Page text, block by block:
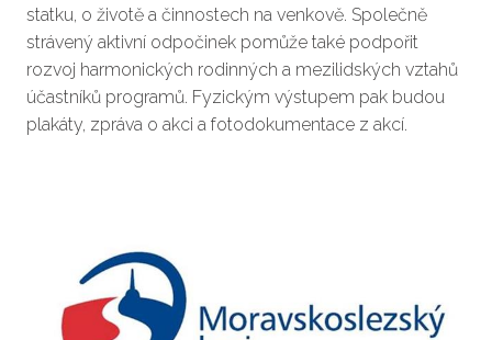
statku, o životě a činnostech na venkově. Společně
strávený aktivní odpočinek pomůže také podpořit
rozvoj harmonických rodinných a mezilidských vztahů
účastníků programů. Fyzickým výstupem pak budou
plakáty, zpráva o akci a fotodokumentace z akcí.